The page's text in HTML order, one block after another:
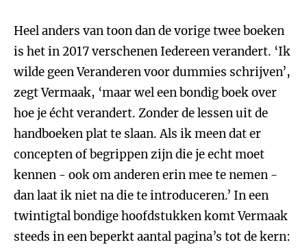
Heel anders van toon dan de vorige twee boeken
is het in 2017 verschenen Iedereen verandert. ‘Ik
wilde geen Veranderen voor dummies schrijven’,
zegt Vermaak, ‘maar wel een bondig boek over
hoe je écht verandert. Zonder de lessen uit de
handboeken plat te slaan. Als ik meen dat er
concepten of begrippen zijn die je echt moet
kennen - ook om anderen erin mee te nemen -
dan laat ik niet na die te introduceren.’ In een
twintigtal bondige hoofdstukken komt Vermaak
steeds in een beperkt aantal pagina’s tot de kern: